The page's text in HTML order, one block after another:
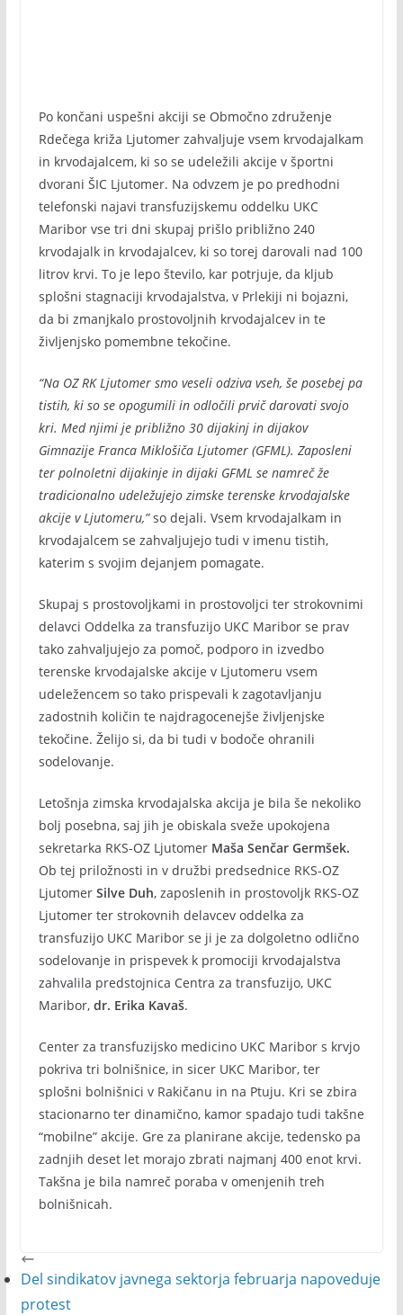
Po končani uspešni akciji se Območno združenje
Rdečega križa Ljutomer zahvaljuje vsem krvodajalkam
in krvodajalcem, ki so se udeležili akcije v športni
dvorani ŠIC Ljutomer. Na odvzem je po predhodni
telefonski najavi transfuzijskemu oddelku UKC
Maribor vse tri dni skupaj prišlo približno 240
krvodajalk in krvodajalcev, ki so torej darovali nad 100
litrov krvi. To je lepo število, kar potrjuje, da kljub
splošni stagnaciji krvodajalstva, v Prlekiji ni bojazni,
da bi zmanjkalo prostovoljnih krvodajalcev in te
življenjsko pomembne tekočine.
“Na OZ RK Ljutomer smo veseli odziva vseh, še posebej pa
tistih, ki so se opogumili in odločili prvič darovati svojo
kri. Med njimi je približno 30 dijakinj in dijakov
Gimnazije Franca Miklošiča Ljutomer (GFML). Zaposleni
ter polnoletni dijakinje in dijaki GFML se namreč že
tradicionalno udeležujejo zimske terenske krvodajalske
akcije v Ljutomeru,”so dejali. Vsem krvodajalkam in
krvodajalcem se zahvaljujejo tudi v imenu tistih,
katerim s svojim dejanjem pomagate.
Skupaj s prostovoljkami in prostovoljci ter strokovnimi
delavci Oddelka za transfuzijo UKC Maribor se prav
tako zahvaljujejo za pomoč, podporo in izvedbo
terenske krvodajalske akcije v Ljutomeru vsem
udeležencem so tako prispevali k zagotavljanju
zadostnih količin te najdragocenejše življenjske
tekočine. Želijo si, da bi tudi v bodoče ohranili
sodelovanje.
Letošnja zimska krvodajalska akcija je bila še nekoliko
bolj posebna, saj jih je obiskala sveže upokojena
sekretarka RKS-OZ Ljutomer Maša Senčar Germšek.
Ob tej priložnosti in v družbi predsednice RKS-OZ
Ljutomer Silve Duh, zaposlenih in prostovoljk RKS-OZ
Ljutomer ter strokovnih delavcev oddelka za
transfuzijo UKC Maribor se ji je za dolgoletno odlično
sodelovanje in prispevek k promociji krvodajalstva
zahvalila predstojnica Centra za transfuzijo, UKC
Maribor, dr. Erika Kavaš.
Center za transfuzijsko medicino UKC Maribor s krvjo
pokriva tri bolnišnice, in sicer UKC Maribor, ter
splošni bolnišnici v Rakičanu in na Ptuju. Kri se zbira
stacionarno ter dinamično, kamor spadajo tudi takšne
“mobilne” akcije. Gre za planirane akcije, tedensko pa
zadnjih deset let morajo zbrati najmanj 400 enot krvi.
Takšna je bila namreč poraba v omenjenih treh
bolnišnicah.
Del sindikatov javnega sektorja februarja napoveduje
protest